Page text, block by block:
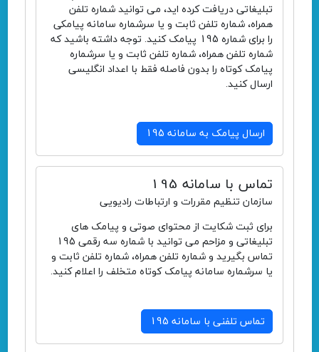
تبلیغاتی دریافت کرده اید، می توانید شماره تلفن
همراه، شماره تلفن ثابت و یا سرشماره سامانه پیامکی
را برای شماره 195 پیامک کنید. توجه داشته باشید که
شماره تلفن همراه، شماره تلفن ثابت و یا سرشماره
پیامک کوتاه را بدون فاصله فقط با اعداد انگلیسی
ارسال کنید.
ارسال پیامک به سامانه 195
تماس با سامانه 195
سازمان تنظیم مقررات و ارتباطات رادیویی
برای ثبت شکایت از محتوای صوتی و پیامک های
تبلیغاتی و مزاحم می توانید با شماره سه رقمی 195
تماس بگیرید و شماره تلفن همراه، شماره تلفن ثابت و
یا سرشماره سامانه پیامک کوتاه متخلف را اعلام کنید.
تماس تلفنی با سامانه 195